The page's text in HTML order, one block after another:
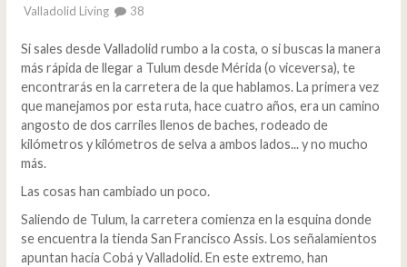
Valladolid Living
38
Si sales desde Valladolid rumbo a la costa, o si buscas la manera
más rápida de llegar a Tulum desde Mérida (o viceversa), te
encontrarás en la carretera de la que hablamos. La primera vez
que manejamos por esta ruta, hace cuatro años, era un camino
angosto de dos carriles llenos de baches, rodeado de
kilómetros y kilómetros de selva a ambos lados... y no mucho
más.
Las cosas han cambiado un poco.
Saliendo de Tulum, la carretera comienza en la esquina donde
se encuentra la tienda San Francisco Assis. Los señalamientos
apuntan hacia Cobá y Valladolid. En este extremo, han